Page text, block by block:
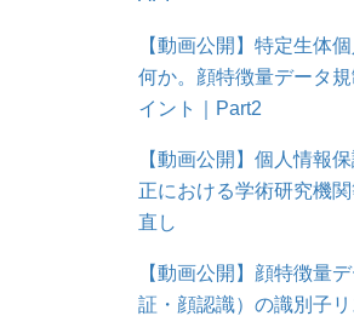
【動画公開】特定生体
何か。顔特徴量データ
イント｜Part2
【動画公開】個人情報
正における学術研究機
直し
【動画公開】顔特徴量
証・顔認識）の識別子リ